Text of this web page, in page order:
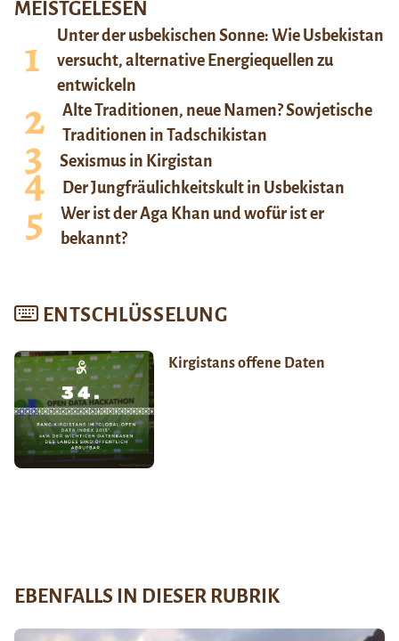
MEISTGELESEN
Unter der usbekischen Sonne: Wie Usbekistan
versucht, alternative Energiequellen zu
entwickeln
Alte Traditionen, neue Namen? Sowjetische
Traditionen in Tadschikistan
Sexismus in Kirgistan
Der Jungfräulichkeitskult in Usbekistan
Wer ist der Aga Khan und wofür ist er
bekannt?
ENTSCHLÜSSELUNG
Kirgistans offene Daten
EBENFALLS IN DIESER RUBRIK